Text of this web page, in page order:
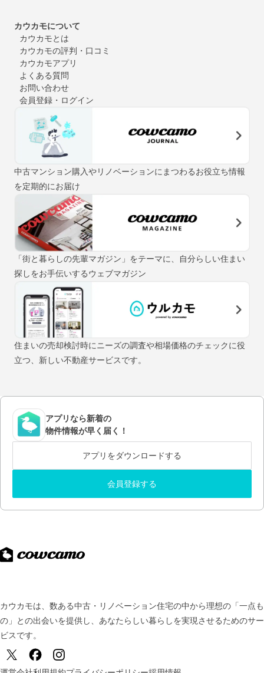
カウカモについて
カウカモとは
カウカモの評判・口コミ
カウカモアプリ
よくある質問
お問い合わせ
会員登録・ログイン
中古マンション購入やリノベーションにまつわるお役立ち情報
を定期的にお届け
「街と暮らしの先輩マガジン」をテーマに、自分らしい住まい
探しをお手伝いするウェブマガジン
住まいの売却検討時にニーズの調査や相場価格のチェックに役
立つ、新しい不動産サービスです。
アプリなら新着の
物件情報が早く届く！
アプリをダウンロードする
会員登録する
カウカモは、数ある中古・リノベーション住宅の中から理想の「一点も
の」との出会いを提供し、 あなたらしい暮らしを実現させるためのサー
ビスです。